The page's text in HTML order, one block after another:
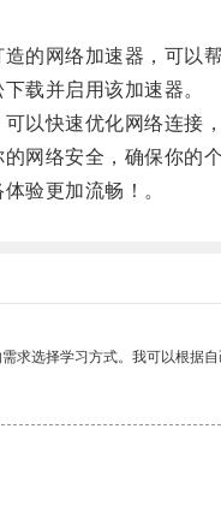
网络加速器，可以帮
载并启用该加速器。
快速优化网络连接，
络安全，确保你的个
验更加流畅！。
求选择学习方式。我可以根据自